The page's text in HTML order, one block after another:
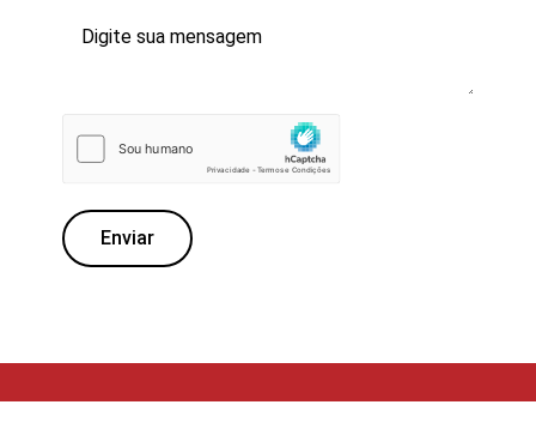
Enviar